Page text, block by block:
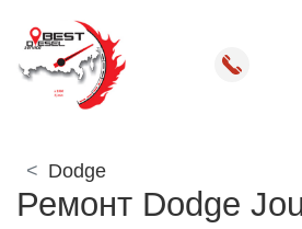
Dodge
Ремонт Dodge